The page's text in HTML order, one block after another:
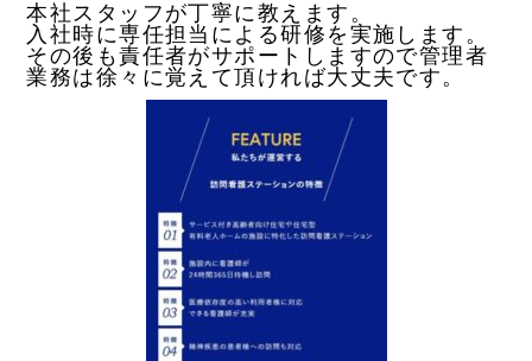
本社スタッフが丁寧に教えます。
入社時に専任担当による研修を実施します。
その後も責任者がサポートしますので管理者
業務は徐々に覚えて頂ければ大丈夫です。